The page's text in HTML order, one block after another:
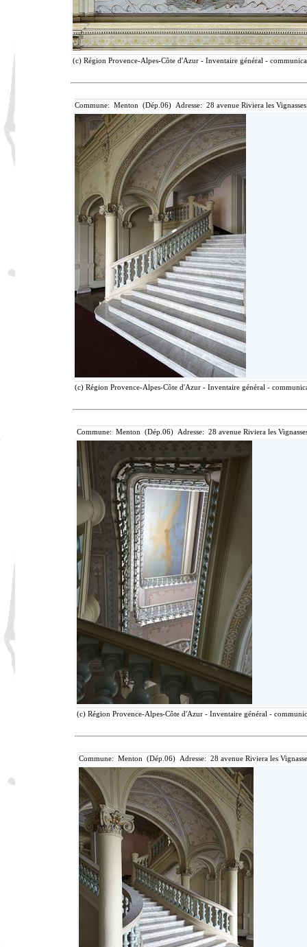
(c) Région Provence-Alpes-Côte d'Azur - Inventaire général -
Commune: Menton (Dép.06) Adresse: 28 avenue Riviera les
(c) Région Provence-Alpes-Côte d'Azur - Inventaire général -
Commune: Menton (Dép.06) Adresse: 28 avenue Riviera les
(c) Région Provence-Alpes-Côte d'Azur - Inventaire général -
Commune: Menton (Dép.06) Adresse: 28 avenue Riviera les